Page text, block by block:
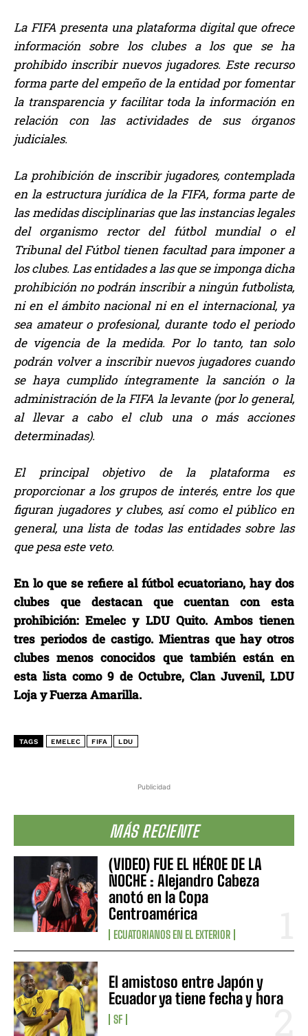
Publicidad
MÁS RECIENTE
(VIDEO) FUE EL HÉROE DE LA
NOCHE : Alejandro Cabeza
anotó en la Copa
Centroamérica
ECUATORIANOS EN EL EXTERIOR
El amistoso entre Japón y
Ecuador ya tiene fecha y hora
SF
La FIFA presenta una plataforma digital que ofrece
información sobre los clubes a los que se ha
prohibido inscribir nuevos jugadores. Este recurso
forma parte del empeño de la entidad por fomentar
la transparencia y facilitar toda la información en
relación con las actividades de sus órganos
judiciales.
La prohibición de inscribir jugadores, contemplada
en la estructura jurídica de la FIFA, forma parte de
las medidas disciplinarias que las instancias legales
del organismo rector del fútbol mundial o el
Tribunal del Fútbol tienen facultad para imponer a
los clubes. Las entidades a las que se imponga dicha
prohibición no podrán inscribir a ningún futbolista,
ni en el ámbito nacional ni en el internacional, ya
sea amateur o profesional, durante todo el periodo
de vigencia de la medida. Por lo tanto, tan solo
podrán volver a inscribir nuevos jugadores cuando
se haya cumplido íntegramente la sanción o la
administración de la FIFA la levante (por lo general,
al llevar a cabo el club una o más acciones
determinadas).
El principal objetivo de la plataforma es
proporcionar a los grupos de interés, entre los que
figuran jugadores y clubes, así como el público en
general, una lista de todas las entidades sobre las
que pesa este veto.
En lo que se refiere al fútbol ecuatoriano, hay dos
clubes que destacan que cuentan con esta
prohibición: Emelec y LDU Quito. Ambos tienen
tres periodos de castigo. Mientras que hay otros
clubes menos conocidos que también están en
esta lista como 9 de Octubre, Clan Juvenil, LDU
Loja y Fuerza Amarilla.
TAGS EMELEC FIFA LDU